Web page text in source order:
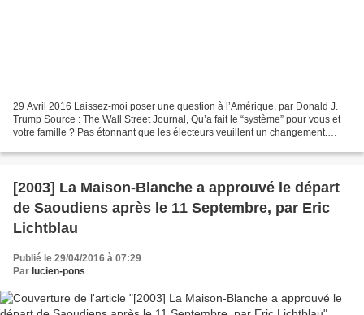
29 Avril 2016 Laissez-moi poser une question à l’Amérique, par Donald J.
Trump Source : The Wall Street Journal, Qu’a fait le “système” pour vous et
votre famille ? Pas étonnant que les électeurs veuillent un changement.
[2003] La Maison-Blanche a approuvé le départ
de Saoudiens après le 11 Septembre, par Eric
Lichtblau
Publié le 29/04/2016 à 07:29
Par lucien-pons